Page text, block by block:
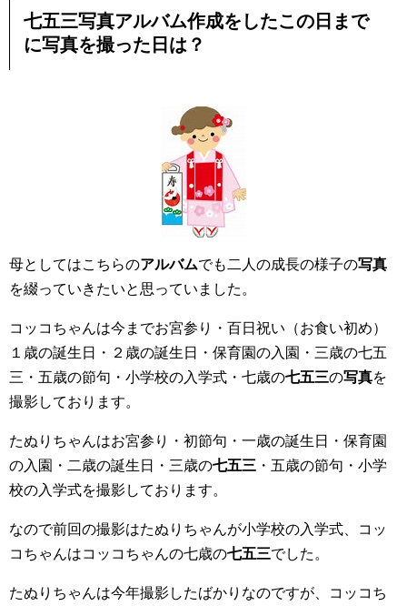
七五三写真アルバム作成をしたこの日まで
に写真を撮った日は？
母としてはこちらのアルバムでも二人の成長の様子の写真
を綴っていきたいと思っていました。
コッコちゃんは今までお宮参り・百日祝い（お食い初め）
１歳の誕生日・２歳の誕生日・保育園の入園・三歳の七五
三・五歳の節句・小学校の入学式・七歳の七五三の写真を
撮影しております。
たぬりちゃんはお宮参り・初節句・一歳の誕生日・保育園
の入園・二歳の誕生日・三歳の七五三 ・五歳の節句・小学
校の入学式を撮影しております。
なので前回の撮影はたぬりちゃんが小学校の入学式、コッ
コちゃんはコッコちゃんの七歳の七五三でした。
たぬりちゃんは今年撮影したばかりなのですが、コッコち